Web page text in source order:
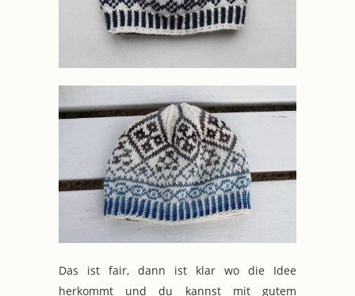
Das ist fair, dann ist klar wo die Idee
herkommt und du kannst mit gutem